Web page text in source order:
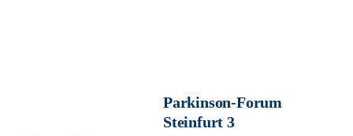
Parkinson-Forum
Steinfurt 3